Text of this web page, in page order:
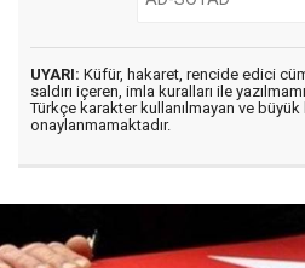
UYARI: Küfür, hakaret, rencide edici
saldırı içeren, imla kuralları ile
Türkçe karakter kullanılmayan ve büyük
onaylanmamaktadır.